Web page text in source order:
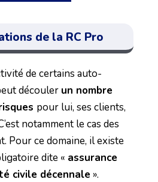
de la RC Pro
de certains auto-
découler un nombre
pour lui, ses clients,
notamment le cas des
Pour ce domaine, il existe
dite « assurance
civile décennale ».